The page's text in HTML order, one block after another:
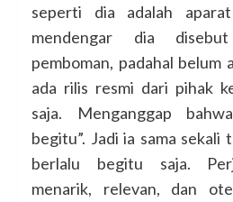
seperti dia adalah
mendengar dia
pemboman, padahal belum
ada rilis resmi dari pihak
saja. Menganggap
begitu”. Jadi ia sama sekali
berlalu begitu saja.
menarik, relevan, dan